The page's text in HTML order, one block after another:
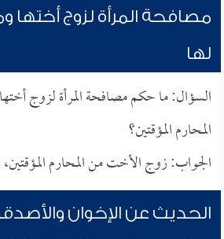
مصافحة المرأة لزوج أختها
لها
السؤال: ما حكم مصافحة المرأة لزوج
المحارم المؤقتين؟
الجواب: زوج الأخت من المحارم
الحديث عن الإخوان